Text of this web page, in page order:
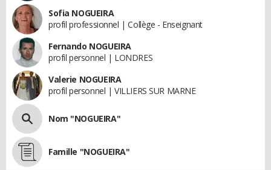
Sofia NOGUEIRA
profil professionnel | Collège - Enseignant
Fernando NOGUEIRA
profil personnel | LONDRES
Valerie NOGUEIRA
profil personnel | VILLIERS SUR MARNE
Nom "NOGUEIRA"
Famille "NOGUEIRA"